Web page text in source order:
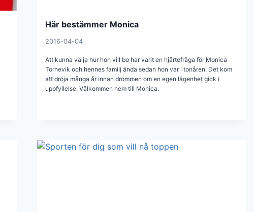
Här bestämmer Monica
2016-04-04
Att kunna välja hur hon vill bo har varit en hjärtefråga för Monica
Tornevik och hennes familj ända sedan hon var i tonåren. Det kom
att dröja många år innan drömmen om en egen lägenhet gick i
uppfyllelse. Välkommen hem till Monica.